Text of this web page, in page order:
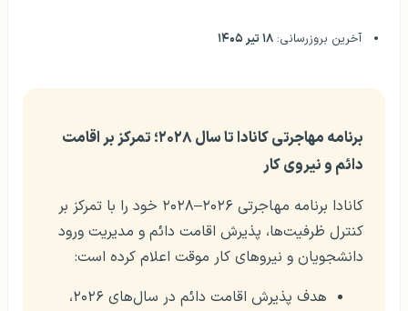
آخرین بروزرسانی: ۱۸ تیر ۱۴۰۵
برنامه مهاجرتی کانادا تا سال ۲۰۲۸؛ تمرکز بر اقامت
دائم و نیروی کار
کانادا برنامه مهاجرتی ۲۰۲۶–۲۰۲۸ خود را با تمرکز بر
کنترل ظرفیت‌ها، پذیرش اقامت دائم و مدیریت ورود
دانشجویان و نیروهای کار موقت اعلام کرده است:
هدف پذیرش اقامت دائم در سال‌های ۲۰۲۶،